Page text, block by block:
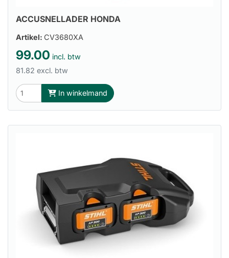
ACCUSNELLADER HONDA
Artikel: CV3680XA
99.00 incl. btw
81.82 excl. btw
In winkelmand